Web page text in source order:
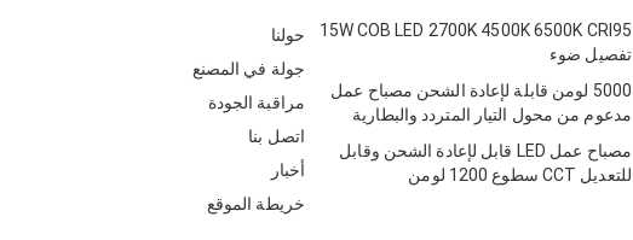
حولنا
جولة في المصنع
مراقبة الجودة
اتصل بنا
أخبار
خريطة الموقع
15W COB LED 2700K 4500K 6500K CRI95
تفصيل ضوء
5000 لومن قابلة لإعادة الشحن مصباح عمل
مدعوم من محول التيار المتردد والبطارية
مصباح عمل LED قابل لإعادة الشحن وقابل
للتعديل CCT سطوع 1200 لومن